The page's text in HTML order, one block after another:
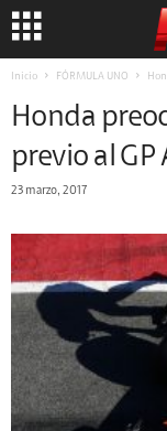
Inicio FÓRMULA UNO
Honda
previo al GP
23 marzo, 2017